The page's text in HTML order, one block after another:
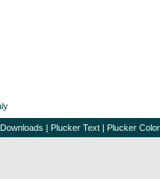
| Plucker Text | Plucker Color